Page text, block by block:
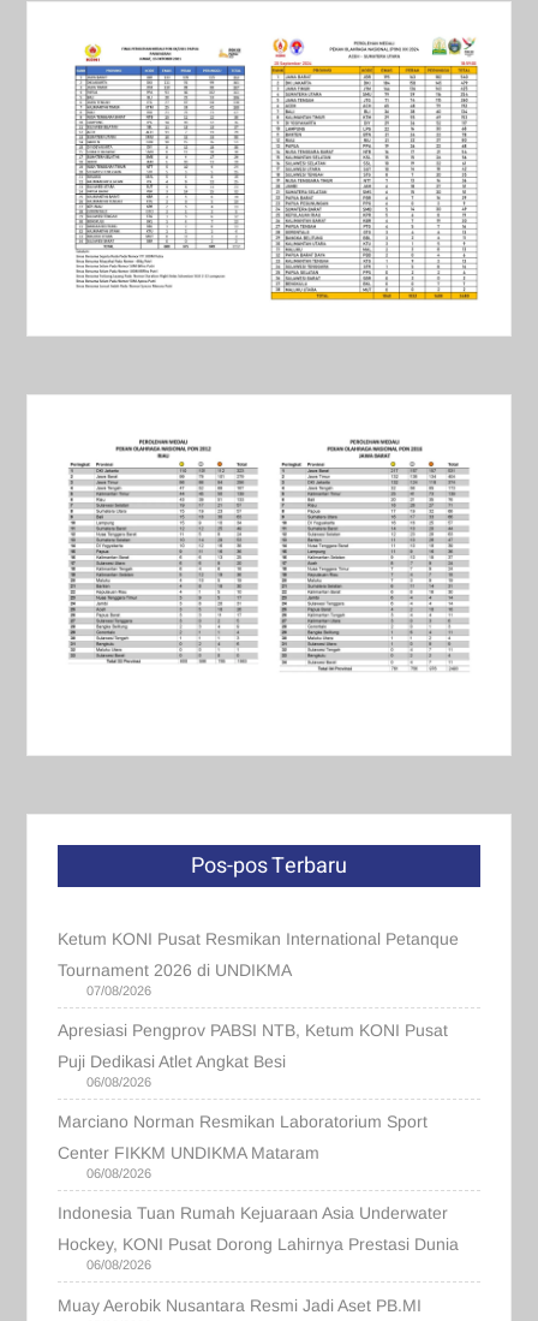
Pos-pos Terbaru
Ketum KONI Pusat Resmikan International Petanque
Tournament 2026 di UNDIKMA
07/08/2026
Apresiasi Pengprov PABSI NTB, Ketum KONI Pusat
Puji Dedikasi Atlet Angkat Besi
06/08/2026
Marciano Norman Resmikan Laboratorium Sport
Center FIKKM UNDIKMA Mataram
06/08/2026
Indonesia Tuan Rumah Kejuaraan Asia Underwater
Hockey, KONI Pusat Dorong Lahirnya Prestasi Dunia
06/08/2026
Muay Aerobik Nusantara Resmi Jadi Aset PB.MI